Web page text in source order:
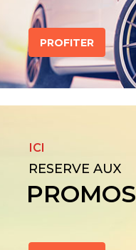
PROFITER
ICI
RESERVE AUX
PROMOS